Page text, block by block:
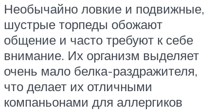
Необычайно ловкие и подвижные,
шустрые торпеды обожают
общение и часто требуют к себе
внимание. Их организм выделяет
очень мало белка-раздражителя,
что делает их отличными
компаньонами для аллергиков